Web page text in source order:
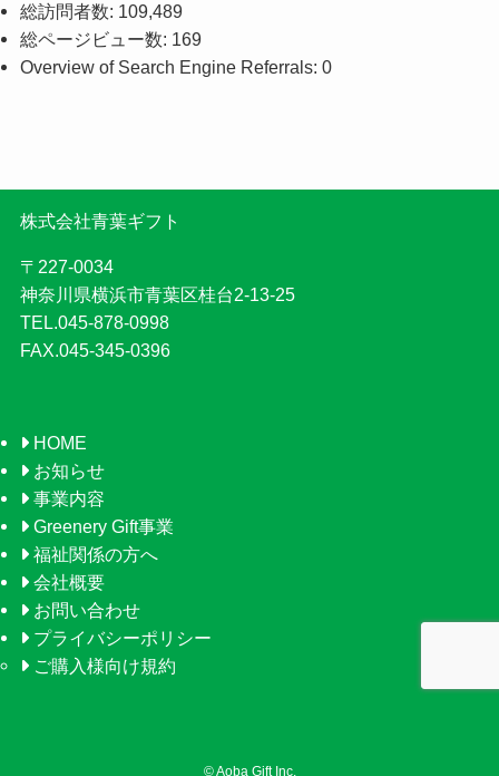
総訪問者数: 109,489
総ページビュー数: 169
Overview of Search Engine Referrals: 0
株式会社青葉ギフト
〒227-0034
神奈川県横浜市青葉区桂台2-13-25
TEL.045-878-0998
FAX.045-345-0396
HOME
お知らせ
事業内容
Greenery Gift事業
福祉関係の方へ
会社概要
お問い合わせ
プライバシーポリシー
ご購入様向け規約
©Aoba Gift Inc.